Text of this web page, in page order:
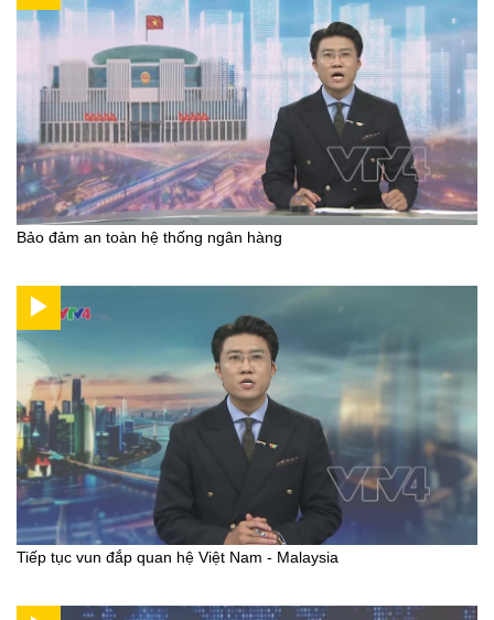
Bảo đảm an toàn hệ thống ngân hàng
Tiếp tục vun đắp quan hệ Việt Nam - Malaysia